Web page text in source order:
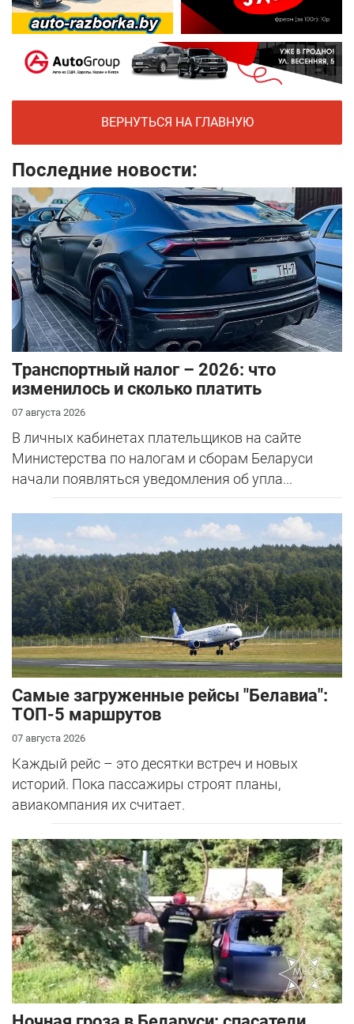
ВЕРНУТЬСЯ НА ГЛАВНУЮ
Последние новости:
Транспортный налог – 2026: что
изменилось и сколько платить
07 августа 2026
В личных кабинетах плательщиков на сайте
Министерства по налогам и сборам Беларуси
начали появляться уведомления об упла...
Самые загруженные рейсы "Белавиа":
ТОП-5 маршрутов
07 августа 2026
Каждый рейс – это десятки встреч и новых
историй. Пока пассажиры строят планы,
авиакомпания их считает.